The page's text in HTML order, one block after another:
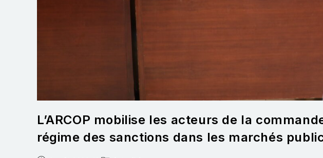
L’ARCOP mobilise les acteurs de la
régime des sanctions dans les marchés